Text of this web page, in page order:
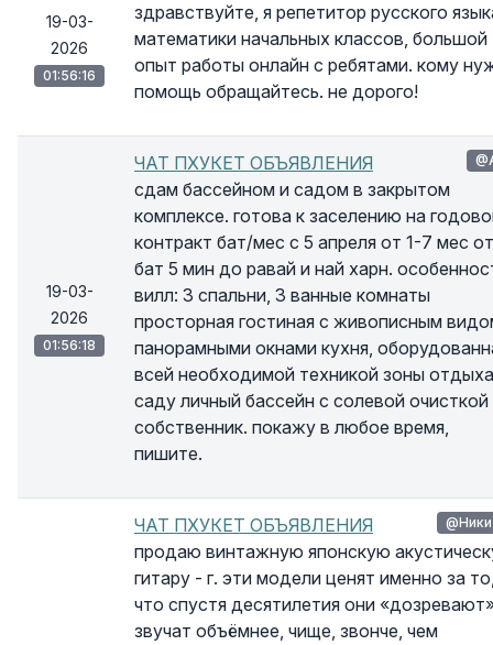
19-03-
2026
01:56:16
здравствуйте, я репетитор русского
математики начальных классов, большой
опыт работы онлайн с ребятами. кому
помощь обращайтесь. не дорого!
19-03-
2026
01:56:18
ЧАТ ПХУКЕТ ОБЪЯВЛЕНИЯ
сдам бассейном и садом в закрытом
комплексе. готова к заселению на
контракт бат/мес с 5 апреля от 1-7 мес от
бат 5 мин до равай и най харн.
вилл: 3 спальни, 3 ванные комнаты
просторная гостиная с живописным
панорамными окнами кухня,
всей необходимой техникой зоны
саду личный бассейн с солевой очисткой
собственник. покажу в любое время,
пишите.
ЧАТ ПХУКЕТ ОБЪЯВЛЕНИЯ
продаю винтажную японскую
гитару - г. эти модели ценят именно за
что спустя десятилетия они
звучат объёмнее, чище, звонче, чем